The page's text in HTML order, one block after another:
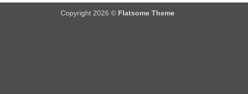
Copyright 2026 © Flatsome Theme